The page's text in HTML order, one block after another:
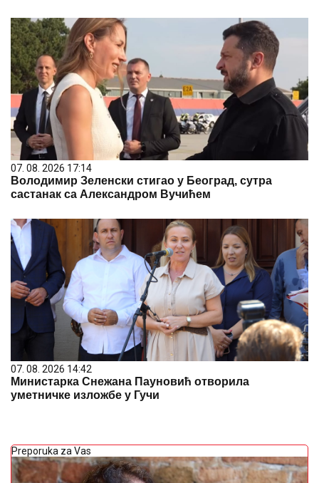
07. 08. 2026 17:14
Володимир Зеленски стигао у Београд, сутра
састанак са Александром Вучићем
07. 08. 2026 14:42
Министарка Снежана Пауновић отворила
уметничке изложбе у Гучи
Preporuka za Vas